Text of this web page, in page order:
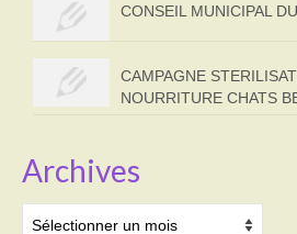
CONSEIL MUNICIPAL
CAMPAGNE
NOURRITURE CHATS
Archives